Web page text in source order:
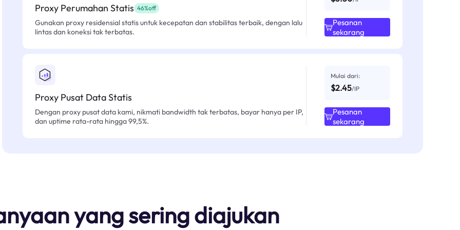
Proxy Perumahan Statis 46%off
Gunakan proxy residensial statis untuk kecepatan dan stabilitas terbaik, dengan lalu
lintas dan koneksi tak terbatas.
Pesanan
sekarang
Proxy Pusat Data Statis
Dengan proxy pusat data kami, nikmati bandwidth tak terbatas, bayar hanya per IP,
dan uptime rata-rata hingga 99,5%.
Mulai dari:
$2.45/IP
Pesanan
sekarang
yang sering diajukan